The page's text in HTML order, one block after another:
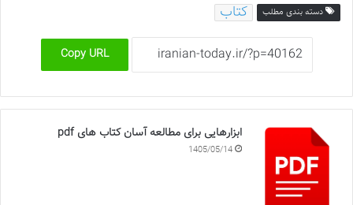
دسته بندی مطلب کتاب
Copy URL
ابزارهایی برای مطالعه آسان کتاب های pdf
1405/05/14